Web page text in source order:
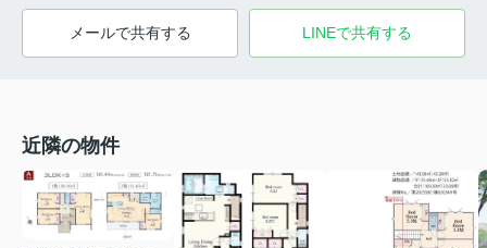
メールで共有する LINEで共有する
近隣の物件